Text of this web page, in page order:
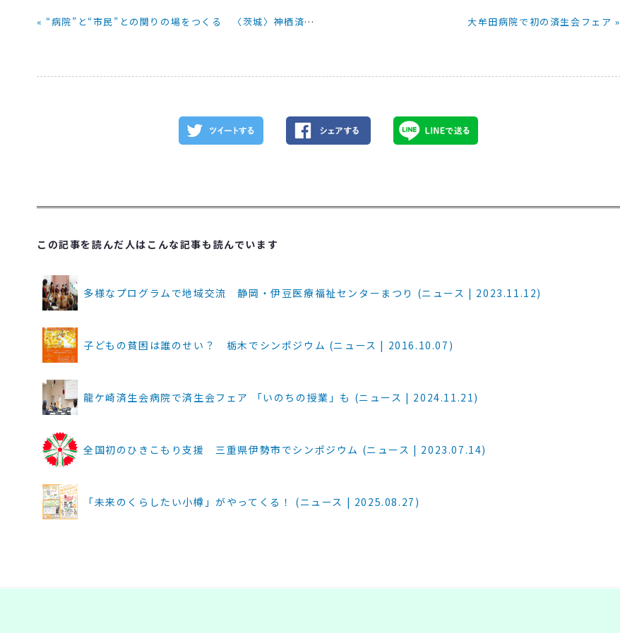
« “病院”と“市民”との関りの場をつくる 〈茨城〉神栖済生会病院でフェア 大牟田病院で初の済生会フェア »
この記事を読んだ人はこんな記事も読んでいます
多様なプログラムで地域交流 静岡・伊豆医療福祉センターまつり (ニュース | 2023.11.12)
子どもの貧困は誰のせい？ 栃木でシンポジウム (ニュース | 2016.10.07)
龍ケ崎済生会病院で済生会フェア 「いのちの授業」も (ニュース | 2024.11.21)
全国初のひきこもり支援 三重県伊勢市でシンポジウム (ニュース | 2023.07.14)
「未来のくらしたい小樽」がやってくる！ (ニュース | 2025.08.27)